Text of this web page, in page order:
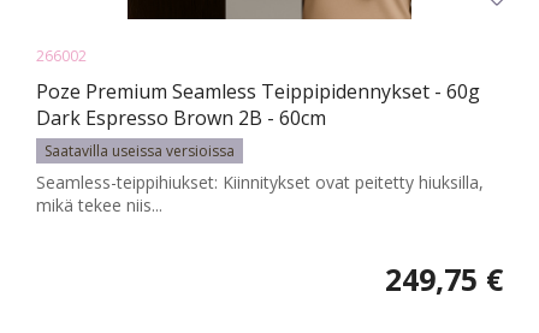
266002
Poze Premium Seamless Teippipidennykset - 60g
Dark Espresso Brown 2B - 60cm
Saatavilla useissa versioissa
Seamless-teippihiukset: Kiinnitykset ovat peitetty hiuksilla,
mikä tekee niis...
249,75 €